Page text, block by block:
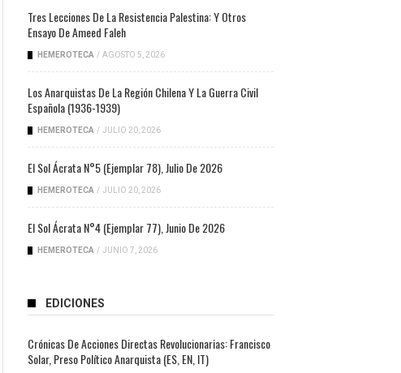
Tres Lecciones De La Resistencia Palestina: Y Otros
Ensayo De Ameed Faleh
HEMEROTECA / AGOSTO 5, 2026
Los Anarquistas De La Región Chilena Y La Guerra Civil
Española (1936-1939)
HEMEROTECA / JULIO 20, 2026
El Sol Ácrata N°5 (ejemplar 78), Julio De 2026
HEMEROTECA / JULIO 20, 2026
El Sol Ácrata N°4 (ejemplar 77), Junio De 2026
HEMEROTECA / JUNIO 7, 2026
EDICIONES
Crónicas De Acciones Directas Revolucionarias: Francisco
Solar, Preso Político Anarquista (ES, EN, IT)